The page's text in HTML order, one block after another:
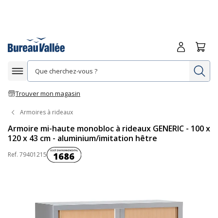
Afficher la navigation
Trouver mon magasin
Me
Armoires à rideaux
Armoire mi-haute monobloc à rideaux GENERIC - 100 x
120 x 43 cm - aluminium/imitation hêtre
Ref. 79401215Coût environnemental :
1686